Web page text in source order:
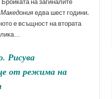
на загиналите
едва шест години.
е всъщност на втората
Рисува
от режима на